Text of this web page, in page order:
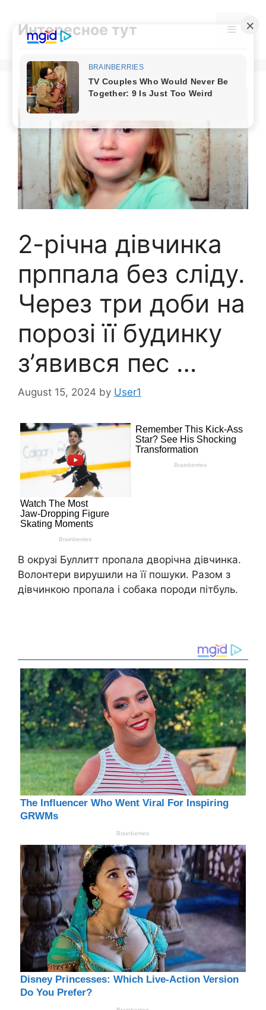
contentИнтересное тут Menu
2-річна дівчинка
прппала без сліду.
Через три доби на
порозі її будинку
з’явився пес …
August 15, 2024 by User1
В окрузі Буллитт пропала дворічна дівчинка.
Волонтери вирушили на її пошуки. Разом з
дівчинкою пропала і собака породи пітбуль.